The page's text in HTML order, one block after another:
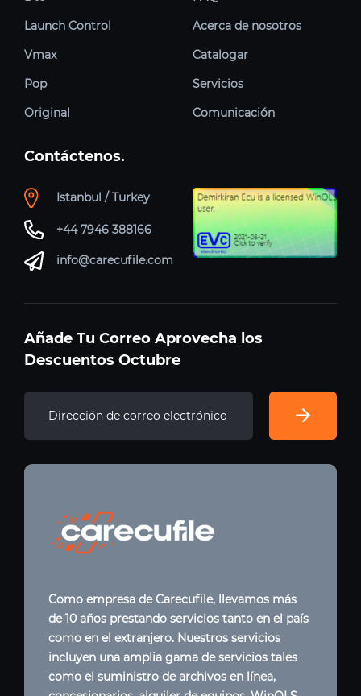
Launch Control
Vmax
Pop
Original
Acerca de nosotros
Catalogar
Servicios
Comunicación
Contáctenos.
Istanbul / Turkey
+44 7946 388166
info@carecufile.com
Añade Tu Correo Aprovecha los
Descuentos Octubre
Como empresa de Carecufile, llevamos más
de 10 años prestando servicios tanto en el país
como en el extranjero. Nuestros servicios
incluyen una amplia gama de servicios tales
como el suministro de archivos en línea,